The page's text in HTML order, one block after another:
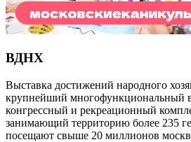
ВДНХ
Выставка достижений народного
крупнейший многофункциональный
конгрессный и рекреационный
занимающий территорию более 235
посещают свыше 20 миллионов